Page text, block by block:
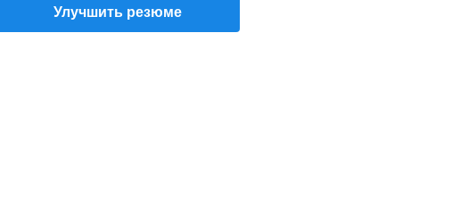
Улучшить резюме